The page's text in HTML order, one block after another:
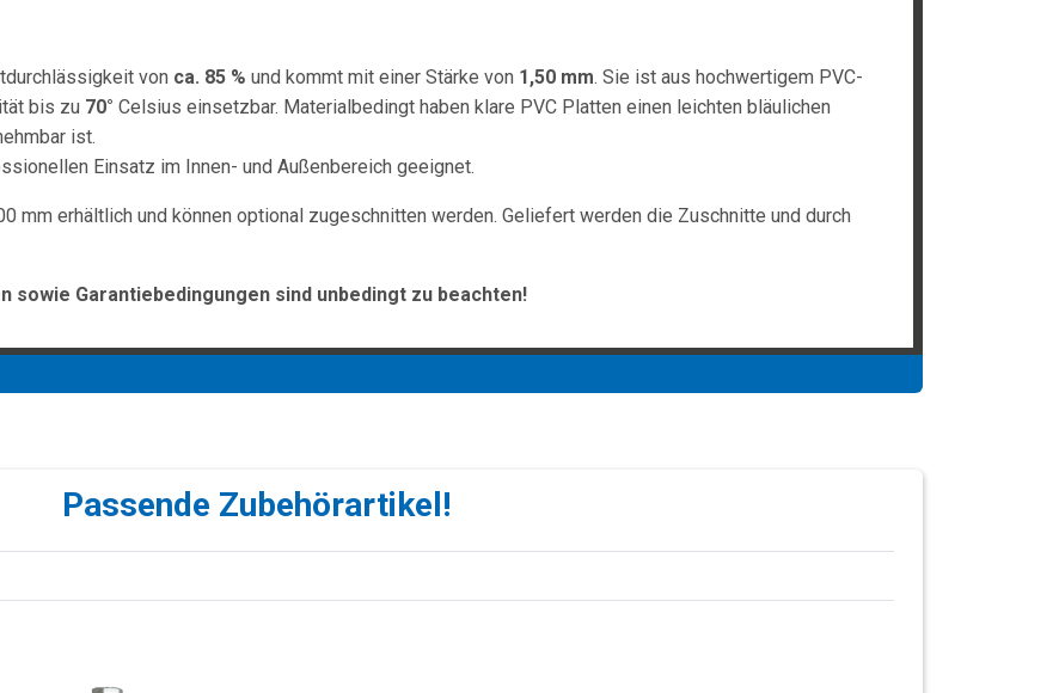
von ca. 85 % und kommt mit einer Stärke von 1,50 mm. Sie ist aus hochwertigem PVC-
bis zu 70° Celsius einsetzbar. Materialbedingt haben klare PVC Platten einen leichten bläulichen
ist.
Einsatz im Innen- und Außenbereich geeignet.
mm erhältlich und können optional zugeschnitten werden. Geliefert werden die Zuschnitte und durch
sowie Garantiebedingungen sind unbedingt zu beachten!
Passende Zubehörartikel!